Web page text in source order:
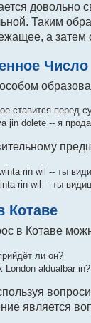
Таким
а затем
Число
ставится перед
jin dolete -- я
rin wil -- ты
rin wil -- ты
Котаве
в Котаве
ли он?
London aldualbar
является